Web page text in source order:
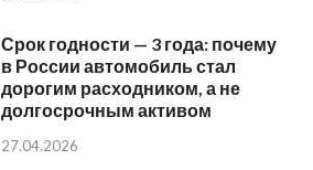
Срок годности — 3 года: почему
в России автомобиль стал
дорогим расходником, а не
долгосрочным активом
27.04.2026